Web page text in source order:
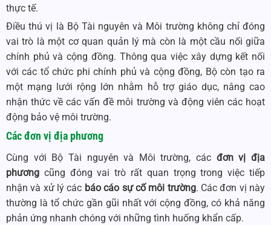
thực tế.
Điều thú vị là Bộ Tài nguyên và Môi trường không chỉ đóng
vai trò là một cơ quan quản lý mà còn là một cầu nối giữa
chính phủ và cộng đồng. Thông qua việc xây dựng kết nối
với các tổ chức phi chính phủ và cộng đồng, Bộ còn tạo ra
một mạng lưới rộng lớn nhằm hỗ trợ giáo dục, nâng cao
nhận thức về các vấn đề môi trường và động viên các hoạt
động bảo vệ môi trường.
Các đơn vị địa phương
Cùng với Bộ Tài nguyên và Môi trường, các đơn vị địa
phương cũng đóng vai trò rất quan trọng trong việc tiếp
nhận và xử lý các báo cáo sự cố môi trường. Các đơn vị này
thường là tổ chức gần gũi nhất với cộng đồng, có khả năng
phản ứng nhanh chóng với những tình huống khẩn cấp.